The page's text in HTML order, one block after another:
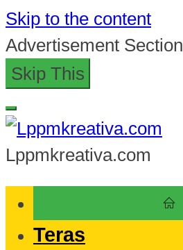
Skip to the content
Advertisement Section
Skip This
Lppmkreativa.com
Teras